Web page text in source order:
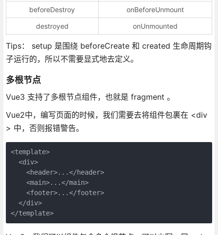
beforeDestroy
onBeforeUnmount
destroyed
onUnmounted
Tips： setup 是围绕 beforeCreate 和 created 生命周期钩
子运行的，所以不需要显式地去定义。
多根节点
Vue3 支持了多根节点组件，也就是 fragment 。
Vue2中，编写页面的时候，我们需要去将组件包裹在 <div
> 中，否则报错警告。
<template>
  <div>
    <header>...</header>
    <main>...</main>
    <footer>...</footer>
  </div>
</template>